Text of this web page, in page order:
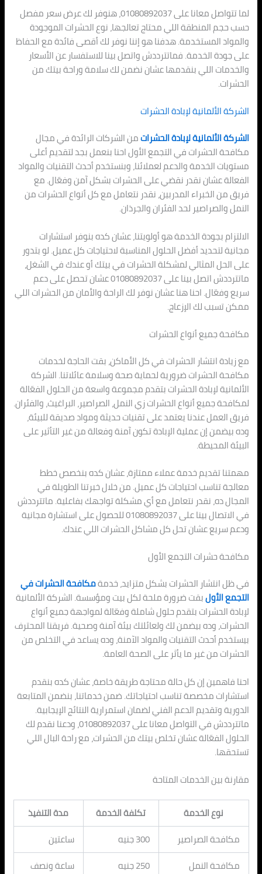
لما تتواصل معانا على 01080892037، هنوفر لك عرض سعر مفصل
حسب حجم المنطقة اللي محتاج تعالجها، نوع الحشرات الموجودة
والمواد المستخدمة. هدفنا هو إننا نوفر لك أقصى فائدة مع الحفاظ
على جودة الخدمة. فماتترددش واتصل بينا للاستفسار عن الأسعار
والخدمات اللي بنقدمها عشان نضمن لك سلامة وراحة بيتك من
الحشرات.
الشركة الألمانية لإبادة الحشرات
الشركة الألمانية لإبادة الحشراتمن الشركات الرائدة في مجال
مكافحة الحشرات في التجمع الأول احنا بنعمل بجد لتقديم أعلى
مستويات الخدمة والدعم لعملائنا، وبنستخدم أحدث التقنيات والمواد
الفعالة عشان نقدر نقضي على الحشرات بشكل آمن وفعّال. مع
فريق من الخبراء المدربين، نقدر نتعامل مع كل أنواع الحشرات من
النمل والصراصير لحد الفئران والجرذان.
الالتزام بجودة الخدمة هو أولويتنا، عشان كده بنوفر استشارات
مجانية لتحديد أفضل الحلول المناسبة لاحتياجات كل عميل. لو بتدور
على الحل المثالي لمشكلة الحشرات في بيتك أو عندك في الشغل،
ماتترددش اتصل بينا على 01080892037 عشان تحصل على دعم
سريع وفعّال. احنا هنا عشان نوفر لك الراحة والأمان من الحشرات اللي
ممكن تسبب لك الإزعاج.
مكافحة جميع أنواع الحشرات
مع زيادة انتشار الحشرات في كل الأماكن، بقت الحاجة لخدمات
مكافحة الحشرات ضرورية لحماية صحة وسلامة عائلاتنا. الشركة
الألمانية لإبادة الحشرات بتقدم مجموعة واسعة من الحلول الفعّالة
لمكافحة جميع أنواع الحشرات زي النمل، الصراصير، البراغيث، والفئران.
فريق العمل عندنا يعتمد على تقنيات حديثة ومواد صديقة للبيئة،
وده بيضمن إن عملية الإبادة تكون آمنة وفعالة من غير التأثير على
البيئة المحيطة.
مهمتنا تقديم خدمة عملاء ممتازة، عشان كده بنخصص خطط
معالجة تناسب احتياجات كل عميل. من خلال خبرتنا الطويلة في
المجال ده، نقدر نتعامل مع أي مشكلة تواجهك بفاعلية. ماتترددش
في الاتصال بينا على 01080892037 للحصول على استشارة مجانية
ودعم سريع عشان تحل كل مشاكل الحشرات اللي عندك.
مكافحة حشرات التجمع الأول
في ظل انتشار الحشرات بشكل متزايد، خدمةمكافحة الحشرات في
التجمع الأولبقت ضرورة ملحة لكل بيت ومؤسسة. الشركة الألمانية
لإبادة الحشرات بتقدم حلول شاملة وفعّالة لمواجهة جميع أنواع
الحشرات، وده بيضمن لك ولعائلتك بيئة آمنة وصحية. فريقنا المحترف
بيستخدم أحدث التقنيات والمواد الآمنة، وده يساعد في التخلص من
الحشرات من غير ما يأثر على الصحة العامة.
احنا فاهمين إن كل حالة محتاجة طريقة خاصة، عشان كده بنقدم
استشارات مخصصة تناسب احتياجاتك. ضمن خدماتنا، بنضمن المتابعة
الدورية وتقديم الدعم الفني لضمان استمرارية النتائج الإيجابية.
ماتترددش في التواصل معانا على 01080892037، ودعنا نقدم لك
الحلول الفعّالة عشان تخلص بيتك من الحشرات، مع راحة البال اللي
تستحقها.
مقارنة بين الخدمات المتاحة
نوع الخدمة تكلفة الخدمة
مدة التنفيذ
مكافحة الصراصير
300 جنيه
ساعتين
مكافحة النمل
250 جنيه
ساعة ونصف